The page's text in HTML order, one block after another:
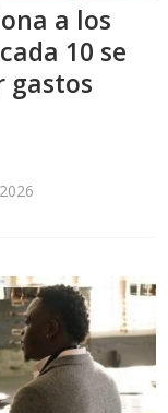
a los
10 se
gastos